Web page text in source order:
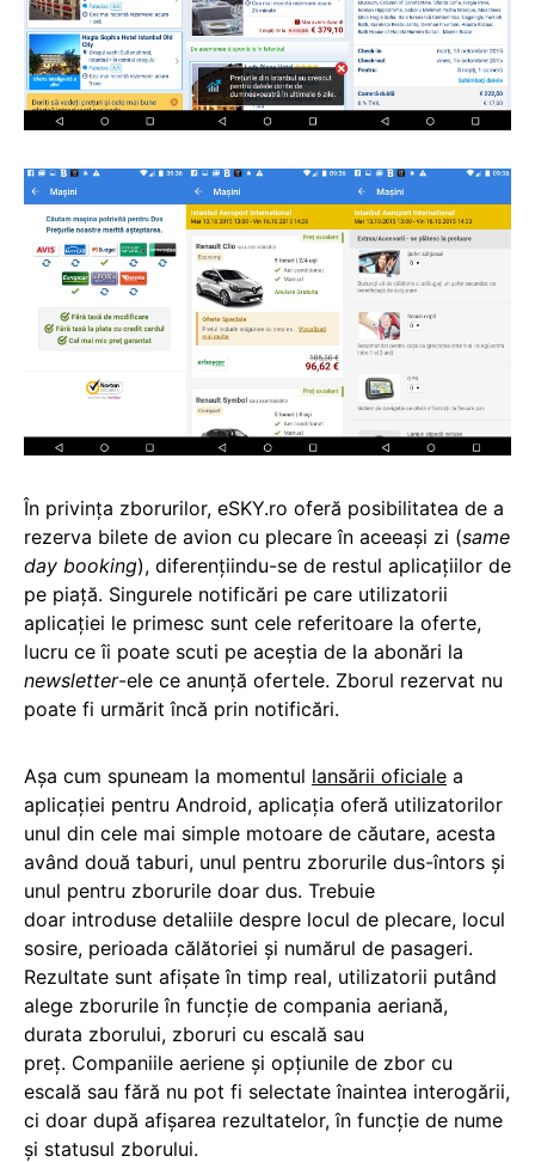
În privința zborurilor, eSKY.ro oferă posibilitatea de a
rezerva bilete de avion cu plecare în aceeași zi (same
day booking), diferențiindu-se de restul aplicațiilor de
pe piață. Singurele notificări pe care utilizatorii
aplicației le primesc sunt cele referitoare la oferte,
lucru ce îi poate scuti pe aceștia de la abonări la
newsletter-ele ce anunță ofertele. Zborul rezervat nu
poate fi urmărit încă prin notificări.
Așa cum spuneam la momentul lansării oficiale a
aplicației pentru Android, aplicația oferă utilizatorilor
unul din cele mai simple motoare de căutare, acesta
având două taburi, unul pentru zborurile dus-întors și
unul pentru zborurile doar dus. Trebuie
doar introduse detaliile despre locul de plecare, locul
sosire, perioada călătoriei și numărul de pasageri.
Rezultate sunt afișate în timp real, utilizatorii putând
alege zborurile în funcție de compania aeriană,
durata zborului, zboruri cu escală sau
preț. Companiile aeriene și opțiunile de zbor cu
escală sau fără nu pot fi selectate înaintea interogării,
ci doar după afișarea rezultatelor, în funcție de nume
și statusul zborului.